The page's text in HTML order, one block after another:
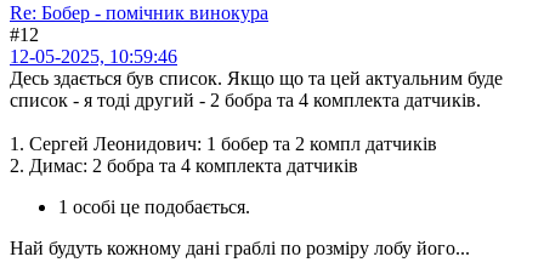
Re: Бобер - помічник винокура
#12
12-05-2025, 10:59:46
Десь здається був список. Якщо що та цей актуальним буде
список - я тоді другий - 2 бобра та 4 комплекта датчиків.
1. Сергей Леонидович: 1 бобер та 2 компл датчиків
2. Димас: 2 бобра та 4 комплекта датчиків
1 особі це подобається.
Най будуть кожному дані граблі по розміру лобу його...